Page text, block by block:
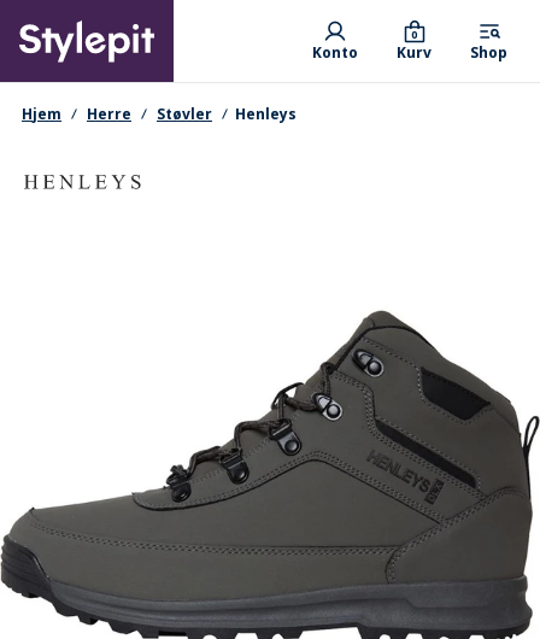
main
content
Primary departments
Konto Kurv
0
Shop
navigationssti
Hjem Herre Støvler Henleys